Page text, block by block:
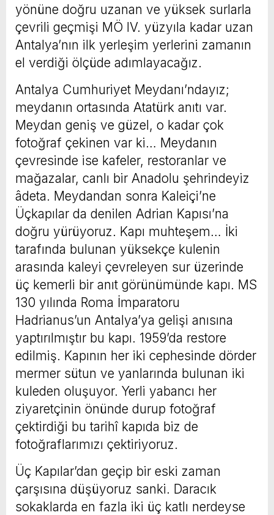
yönüne doğru uzanan ve yüksek surlarla
çevrili geçmişi MÖ IV. yüzyıla kadar uzan
Antalya’nın ilk yerleşim yerlerini zamanın
el verdiği ölçüde adımlayacağız.
Antalya Cumhuriyet Meydanı’ndayız;
meydanın ortasında Atatürk anıtı var.
Meydan geniş ve güzel, o kadar çok
fotoğraf çekinen var ki… Meydanın
çevresinde ise kafeler, restoranlar ve
mağazalar, canlı bir Anadolu şehrindeyiz
âdeta. Meydandan sonra Kaleiçi’ne
Üçkapılar da denilen Adrian Kapısı’na
doğru yürüyoruz. Kapı muhteşem… İki
tarafında bulunan yüksekçe kulenin
arasında kaleyi çevreleyen sur üzerinde
üç kemerli bir anıt görünümünde kapı. MS
130 yılında Roma İmparatoru
Hadrianus’un Antalya’ya gelişi anısına
yaptırılmıştır bu kapı. 1959’da restore
edilmiş. Kapının her iki cephesinde dörder
mermer sütun ve yanlarında bulunan iki
kuleden oluşuyor. Yerli yabancı her
ziyaretçinin önünde durup fotoğraf
çektirdiği bu tarihî kapıda biz de
fotoğraflarımızı çektiriyoruz.
Üç Kapılar’dan geçip bir eski zaman
çarşısına düşüyoruz sanki. Daracık
sokaklarda en fazla iki üç katlı nerdeyse